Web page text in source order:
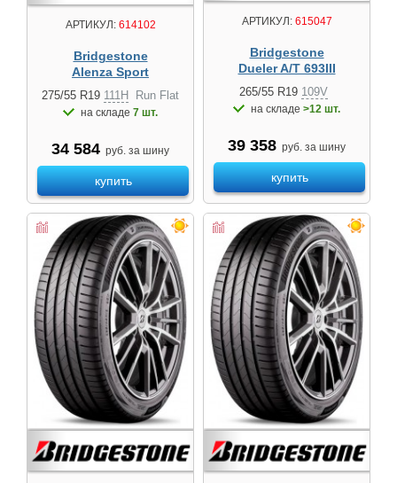
АРТИКУЛ:614102
Bridgestone
Alenza Sport
275/55 R19 111H Run Flat
на складе 7 шт.
34 584 руб. за шину
купить
АРТИКУЛ:615047
Bridgestone
Dueler A/T 693III
265/55 R19 109V
на складе >12 шт.
39 358 руб. за шину
купить